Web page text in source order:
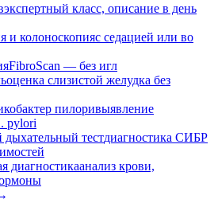
экспертный класс, описание в день
и колоноскопияс седацией или во
FibroScan — без игл
оценка слизистой желудка без
пилоривыявление
pylori
тестдиагностика СИБР
диагностикаанализ крови,